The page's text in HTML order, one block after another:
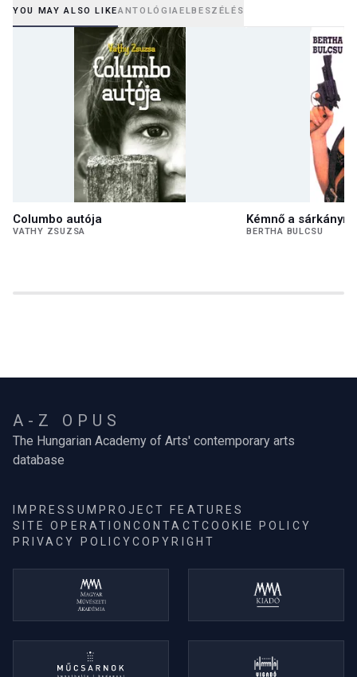
YOU MAY ALSO LIKEANTOLÓGIAELBESZÉLÉS
Columbo autója
VATHY ZSUZSA
Kémnő a
BERTHA BULCSU
A-Z OPUS
The Hungarian Academy of Arts' contemporary arts
database
IMPRESSUM PROJECT FEATURES
SITE OPERATIONCONTACTCOOKIE POLICY
PRIVACY POLICYCOPYRIGHT